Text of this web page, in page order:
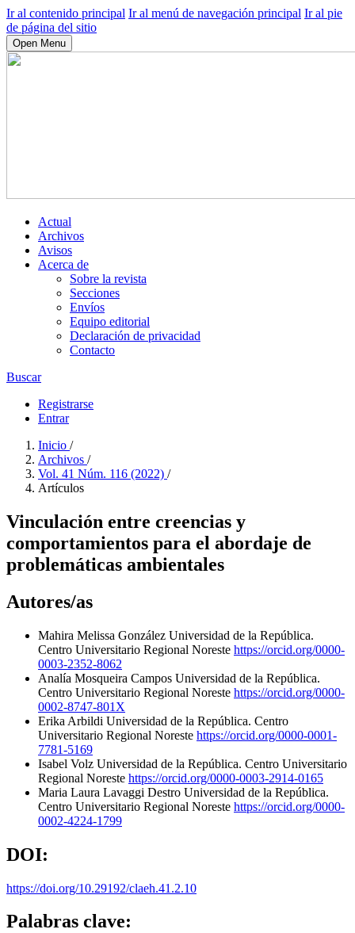
Ir al contenido principal Ir al menú de navegación principal Ir al pie
de página del sitio
Open Menu
Actual
Archivos
Avisos
Acerca de
Sobre la revista
Secciones
Envíos
Equipo editorial
Declaración de privacidad
Contacto
Buscar
Registrarse
Entrar
Inicio /
Archivos /
Vol. 41 Núm. 116 (2022) /
Artículos
Vinculación entre creencias y
comportamientos para el abordaje de
problemáticas ambientales
Autores/as
Mahira Melissa González Universidad de la República.
Centro Universitario Regional Noreste https://orcid.org/0000-
0003-2352-8062
Analía Mosqueira Campos Universidad de la República.
Centro Universitario Regional Noreste https://orcid.org/0000-
0002-8747-801X
Erika Arbildi Universidad de la República. Centro
Universitario Regional Noreste https://orcid.org/0000-0001-
7781-5169
Isabel Volz Universidad de la República. Centro Universitario
Regional Noreste https://orcid.org/0000-0003-2914-0165
Maria Laura Lavaggi Destro Universidad de la República.
Centro Universitario Regional Noreste https://orcid.org/0000-
0002-4224-1799
DOI:
https://doi.org/10.29192/claeh.41.2.10
Palabras clave: